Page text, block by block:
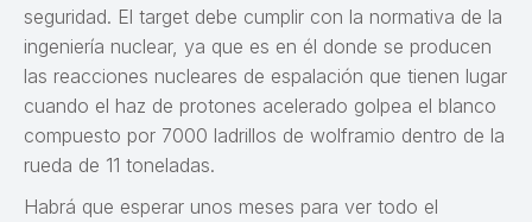
seguridad. El target debe cumplir con la normativa de la
ingeniería nuclear, ya que es en él donde se producen
las reacciones nucleares de espalación que tienen lugar
cuando el haz de protones acelerado golpea el blanco
compuesto por 7000 ladrillos de wolframio dentro de la
rueda de 11 toneladas.
Habrá que esperar unos meses para ver todo el